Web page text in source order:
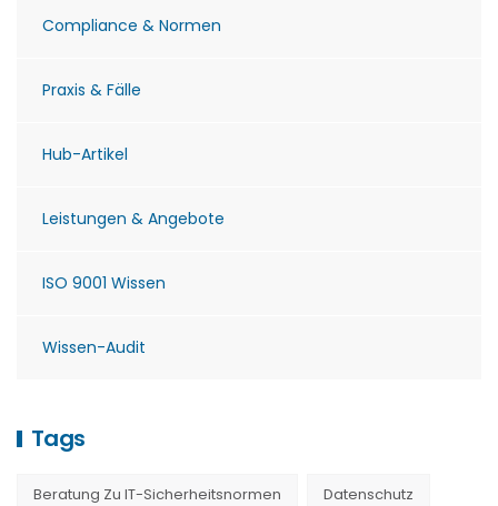
Compliance & Normen
Praxis & Fälle
Hub-Artikel
Leistungen & Angebote
ISO 9001 Wissen
Wissen-Audit
Tags
Beratung Zu IT-Sicherheitsnormen Datenschutz